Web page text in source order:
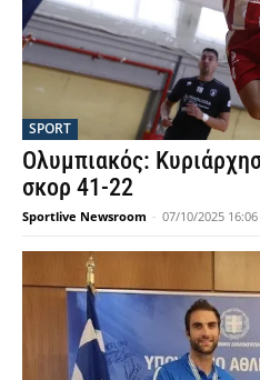
SPORT
Ολυμπιακός:
σκορ 41-22
Sportlive Newsroom - 07/10/2025 16:06